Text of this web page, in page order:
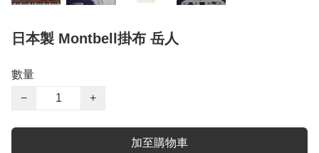
日本製 Montbell掛布 岳人
數量
−
+
加至購物車